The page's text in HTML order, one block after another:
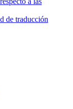
de traducción